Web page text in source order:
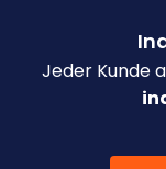
Jeder Kunde